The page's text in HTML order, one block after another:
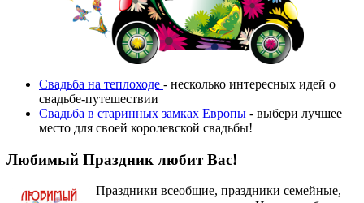
Свадьба на теплоходе - несколько интересных идей о
свадьбе-путешествии
Свадьба в старинных замках Европы - выбери лучшее
место для своей королевской свадьбы!
Любимый Праздник любит Вас!
Праздники всеобщие, праздники семейные,